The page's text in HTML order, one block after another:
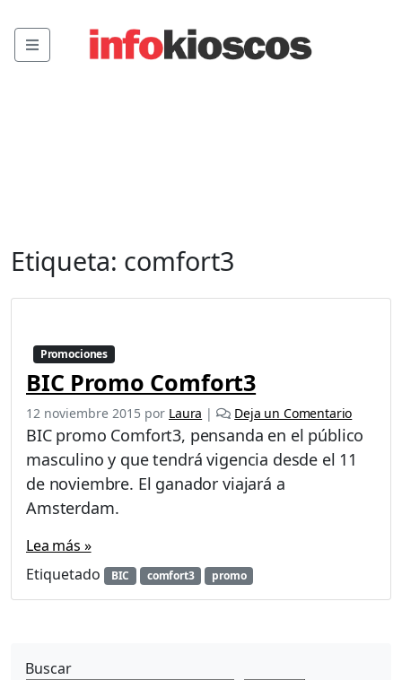
Menu
Etiqueta: comfort3
Promociones
BIC Promo Comfort3
12 noviembre 2015 por Laura | Deja un Comentario
BIC promo Comfort3, pensanda en el público
masculino y que tendrá vigencia desde el 11
de noviembre. El ganador viajará a
Amsterdam.
Lea más »
Etiquetado
BIC comfort3 promo
Buscar